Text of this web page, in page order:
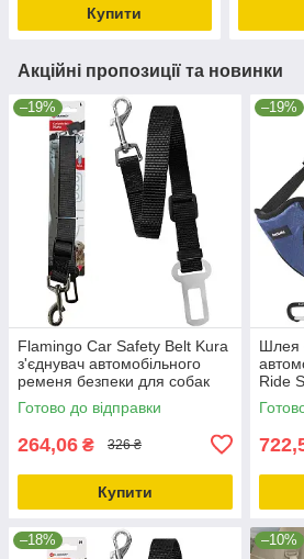
Купити
Акційні пропозиції та новинки
–19%
Flamingo Car Safety Belt Kura
з'єднувач автомобільного
ременя безпеки для собак
L/XL | 55-85см х 25мм
Готово до відправки
264,06 ₴ 326 ₴
Купити
–19%
Шлея
Ride
собак
–18% –10%